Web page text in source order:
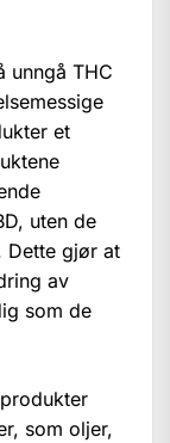
unngå THC
et
uten de
Dette gjør at
av
som de
som oljer,